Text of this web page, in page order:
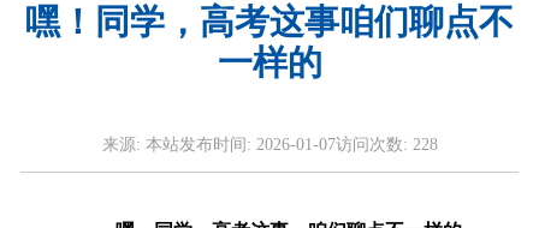
嘿！同学，高考这事咱们聊点不
一样的
来源: 本站发布时间: 2026-01-07访问次数: 228